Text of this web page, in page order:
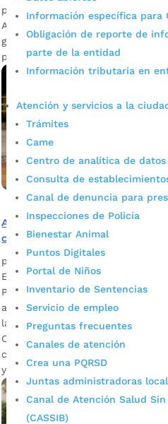
Información específica para
Obligación de reporte de
parte de la entidad
Información tributaria en
Atención y servicios a la
Trámites
Came
Centro de analítica de datos
Consulta de
Canal de denuncia para
Inspecciones de Policía
Bienestar Animal
Puntos Digitales
Portal de Niños
Inventario de Sentencias
Servicio de empleo
Preguntas frecuentes
Canales de atención
Crea una PQRSD
Juntas administradoras
Canal de Atención Salud
(CASSIB)
por Mónica María Farfán Sanabria
Aquí le contamos sobre cómo se
gimnasio de pesas al aire libre
primer ‘Workout’ de peso de la
A finales de abril se entregará
cancha múltiple del Parque La
por Alcaldía de Bucaramanga
El proyecto hace parte de la
Participativos y tiene una
adecuaciones contemplan el
la construcción de una nueva
Con el apoyo de los
condiciones óptimas y de calidad
y la recreación de […]